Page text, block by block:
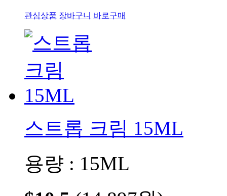
관심상품 장바구니 바로구매
스트롭 크림 15ML
용량 : 15ML